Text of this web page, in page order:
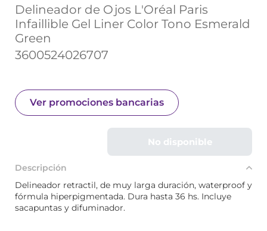
Delineador de Ojos L'Oréal Paris
Infaillible Gel Liner Color Tono Esmerald
Green
3600524026707
Ver promociones bancarias
No disponible
Descripción
Delineador retractil, de muy larga duración, waterproof y
fórmula hiperpigmentada. Dura hasta 36 hs. Incluye
sacapuntas y difuminador.